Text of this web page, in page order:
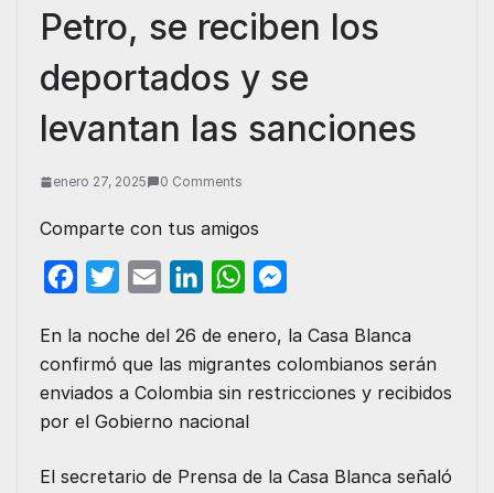
Petro, se reciben los
deportados y se
levantan las sanciones
enero 27, 2025 0 Comments
Comparte con tus amigos
c
e
b
o
i
t
t
r
a
i
n
k
e
I
W
a
t
s
p
s
s
g
En la noche del 26 de enero, la Casa Blanca
confirmó que las migrantes colombianos serán
enviados a Colombia sin restricciones y recibidos
por el Gobierno nacional
El secretario de Prensa de la Casa Blanca señaló